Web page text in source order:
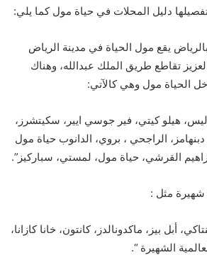
دليل المحلات في حياة مول كما يلي:
يقع مول الحياة في مدينة الرياض
تقاطع طريق الملك عبدالله، وهناك
الحياة مول وهي كالآتي:
هيلو كيتي، فير جوسي ايير، سكيتشرز،
الراجحي ، بروي، الدانوب حياة مول
القرشي، حياة مول، لمستي، سباركيز”.
شهيرة مثل :
أبل بيز، ماكدونالدز، كانتون، خانا كازانا،
الشهيرة “.